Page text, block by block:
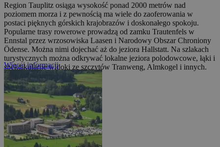
Region Tauplitz osiąga wysokość ponad 2000 metrów nad
poziomem morza i z pewnością ma wiele do zaoferowania w
postaci pięknych górskich krajobrazów i doskonałego spokoju.
Popularne trasy rowerowe prowadzą od zamku Trautenfels w
Ennstal przez wrzosowiska Laasen i Narodowy Obszar Chroniony
Ödense. Można nimi dojechać aż do jeziora Hallstatt. Na szlakach
turystycznych można odkrywać lokalne jeziora polodowcowe, łąki i
spektakularne widoki ze szczytów Tranweng, Almkogel i innych.
Więcej informacji